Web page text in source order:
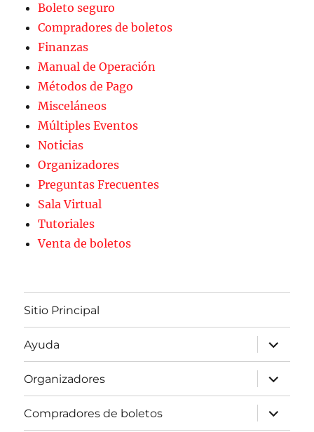
Boleto seguro
Compradores de boletos
Finanzas
Manual de Operación
Métodos de Pago
Misceláneos
Múltiples Eventos
Noticias
Organizadores
Preguntas Frecuentes
Sala Virtual
Tutoriales
Venta de boletos
Sitio Principal
Ayuda
expande
el
menú
inferior
Organizadores
expande
el
menú
inferior
Compradores de boletos
expande
el